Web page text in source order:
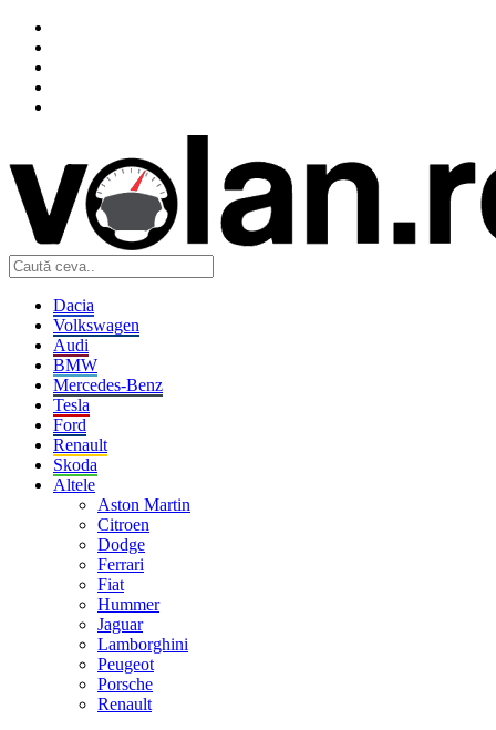
Dacia
Volkswagen
Audi
BMW
Mercedes-Benz
Tesla
Ford
Renault
Skoda
Altele
Aston Martin
Citroen
Dodge
Ferrari
Fiat
Hummer
Jaguar
Lamborghini
Peugeot
Porsche
Renault